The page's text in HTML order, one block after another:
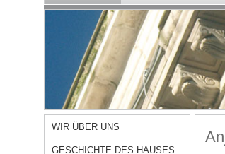
WIR ÜBER UNS
GESCHICHTE DES HAUSES